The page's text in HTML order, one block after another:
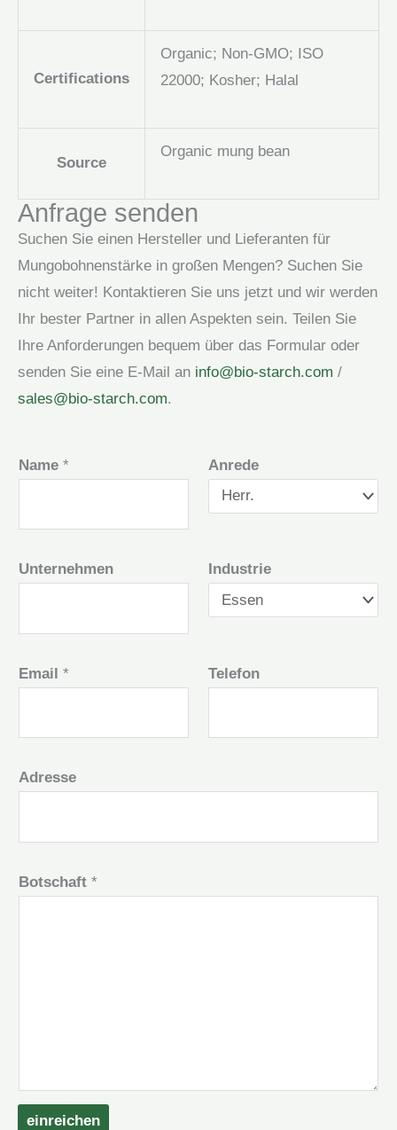
Certifications
Organic; Non-GMO; ISO
22000; Kosher; Halal
Source
Organic mung bean
Anfrage senden
Suchen Sie einen Hersteller und Lieferanten für
Mungobohnenstärke in großen Mengen? Suchen Sie
nicht weiter! Kontaktieren Sie uns jetzt und wir werden
Ihr bester Partner in allen Aspekten sein. Teilen Sie
Ihre Anforderungen bequem über das Formular oder
senden Sie eine E-Mail an info@bio-starch.com /
sales@bio-starch.com.
Name * Anrede
Unternehmen Industrie
Email * Telefon
Adresse
Botschaft *
einreichen